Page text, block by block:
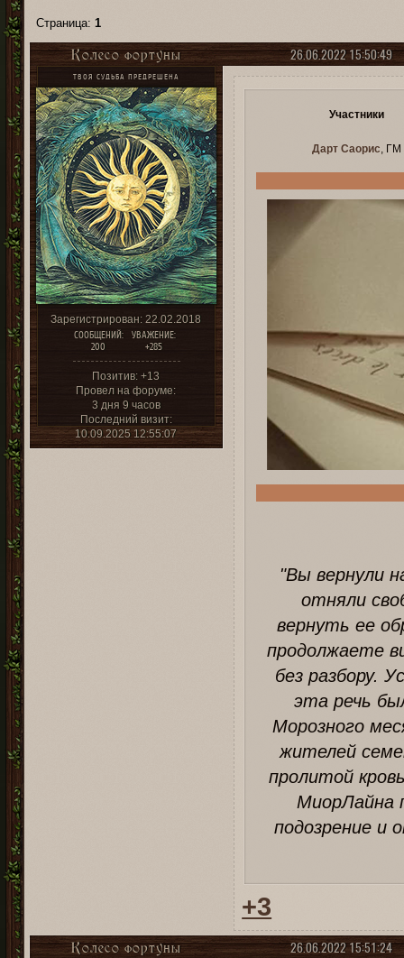
Страница:1
26.06.2022 15:50:49
Колесо фортуны
ТВОЯ СУДЬБА ПРЕДРЕШЕНА
Зарегистрирован: 22.02.2018
СООБЩЕНИЙ:
200
УВАЖЕНИЕ:
+285
Позитив: +13
Провел на форуме:
3 дня 9 часов
Последний визит:
10.09.2025 12:55:07
Участники
Дарт Саорис, ГМ
"Вы вернули
отняли
вернуть ее
продолжаете
без разбору.
эта речь
Морозного
жителей
пролитой
МиорЛайна
подозрение и
+3
26.06.2022 15:51:24
Колесо фортуны